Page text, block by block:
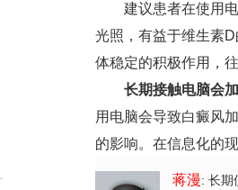
建议患者在使用电
光照，有益于维生素
体稳定的积极作用，
长期接触电脑会
用电脑会导致白癜风
的影响。在信息化的
蒋漫: 长期